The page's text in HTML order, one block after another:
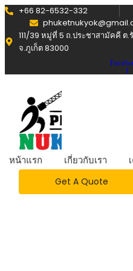
+66 82-6532-332
111/39 หมู่ที่ 5 ถ.ประชาสามัคคี ต.
จ.ภูเก็ต 83000
f
หน้าแรก เกี่ยวกับเรา
Get A Quote